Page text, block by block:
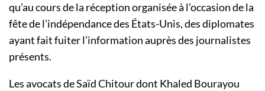
qu’au cours de la réception organisée à l’occasion de la
fête de l’indépendance des États-Unis, des diplomates
ayant fait fuiter l’information auprès des journalistes
présents.
Les avocats de Saïd Chitour dont Khaled Bourayou